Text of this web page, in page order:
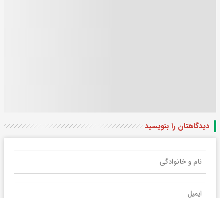
دیدگاهتان را بنویسید